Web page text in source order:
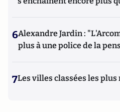
6Alexandre Jardin :
plus à une police de la
7Les villes classées les